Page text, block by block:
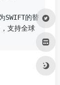
SWIFT的替
支持全球